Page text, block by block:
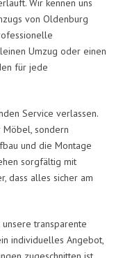
Wir kennen uns
von Oldenburg
Umzug oder einen
für jede
Service verlassen.
sondern
und die Montage
sorgfältig mit
dass alles sicher am
transparente
individuelles Angebot,